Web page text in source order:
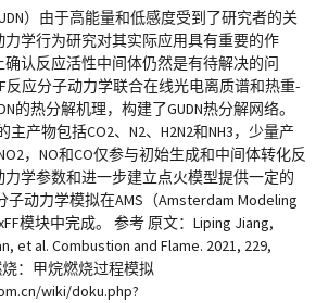
）由于高能量和低感度受到了研究者的关
学行为研究对其实际应用具有重要的作
认反应活性中间体仍然是有待解决的问
反应分子动力学联合在线光电离质谱和热重-
的热分解机理，构建了GUDN热分解网络。
主产物包括CO2、N2、H2N2和NH3，少量产
，NO和CO仅参与初始生成和中间体转化反
学参数和进一步建立点火模型提供一定的
动力学模拟在AMS（Amsterdam Modeling
模块中完成。 参考 原文：Liping Jiang,
et al. Combustion and Flame. 2021, 229,
烧：甲烷燃烧过程模拟
wiki/doku.php?